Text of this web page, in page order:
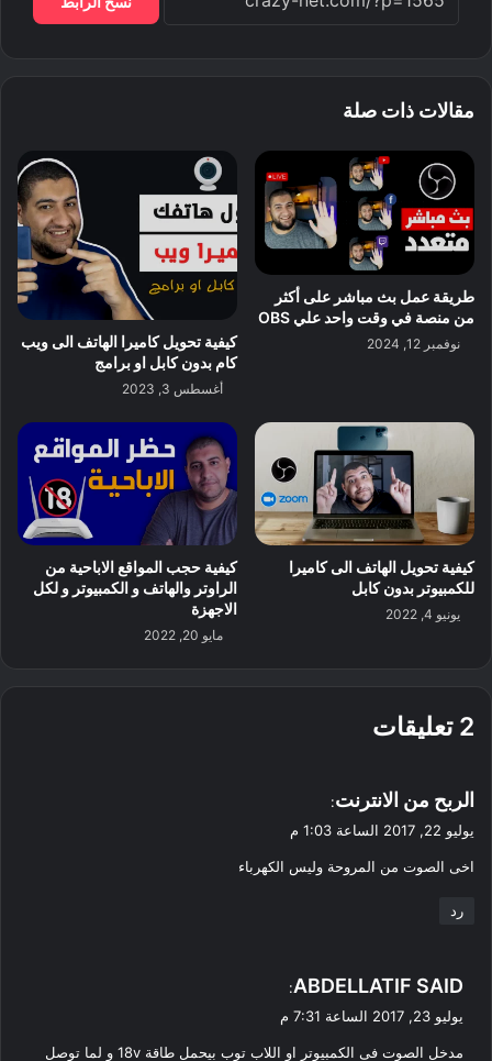
مقالات ذات صلة
طريقة عمل بث مباشر على أكثر
من منصة في وقت واحد علي OBS
نوفمبر 12, 2024
كيفية تحويل كاميرا الهاتف الى ويب
كام بدون كابل او برامج
أغسطس 3, 2023
كيفية تحويل الهاتف الى كاميرا
للكمبيوتر بدون كابل
يونيو 4, 2022
كيفية حجب المواقع الاباحية من
الراوتر والهاتف و الكمبيوتر و لكل
الاجهزة
مايو 20, 2022
‫2 تعليقات
ي
ل
الربح من الانترنت:
يوليو 22, 2017 الساعة 1:03 م
اخى الصوت من المروحة وليس الكهرباء
رد
ي
ل
ABDELLATIF SAID
:
يوليو 23, 2017 الساعة 7:31 م
مدخل الصوت فى الكمبيوتر او اللاب توب بيحمل طاقة 18v و لما توصل